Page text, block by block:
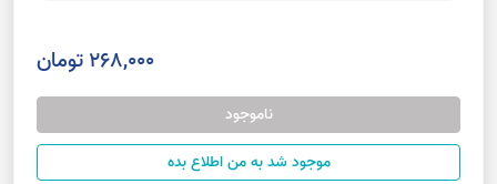
268,000 تومان
ناموجود
موجود شد به من اطلاع بده